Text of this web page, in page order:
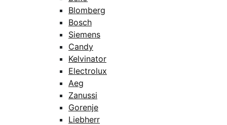
Blomberg
Bosch
Siemens
Candy
Kelvinator
Electrolux
Aeg
Zanussi
Gorenje
Liebherr